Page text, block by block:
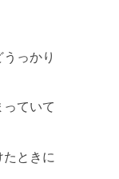
っかり
ていて
ときに